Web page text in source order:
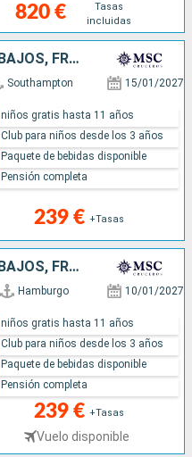
820 €
Tasas
incluidas
ALEMANIA, BÉLGICA, PAISES BAJOS, FRANCIA, REINO UNIDO
Southampton 15/01/2027
239 € +Tasas
niños gratis hasta 11 años
Club para niños desde los 3 años
Paquete de bebidas disponible
Pensión completa
ALEMANIA, BÉLGICA, PAISES BAJOS, FRANCIA, REINO UNIDO
Hamburgo 10/01/2027
239 € +Tasas
Vuelo disponible
niños gratis hasta 11 años
Club para niños desde los 3 años
Paquete de bebidas disponible
Pensión completa